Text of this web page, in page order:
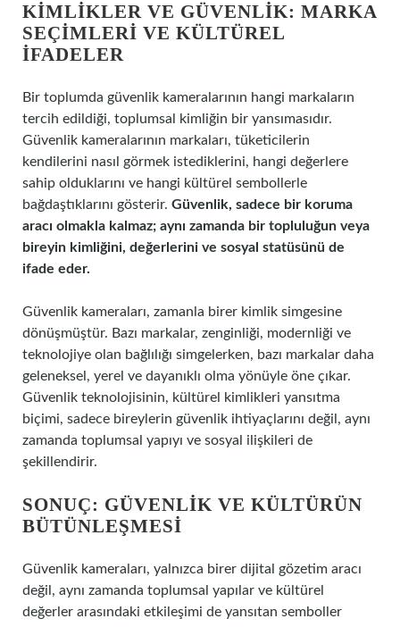
KIMLIKLER VE GÜVENLIK: MARKA
SEÇIMLERI VE KÜLTÜREL
İFADELER
Bir toplumda güvenlik kameralarının hangi markaların
tercih edildiği, toplumsal kimliğin bir yansımasıdır.
Güvenlik kameralarının markaları, tüketicilerin
kendilerini nasıl görmek istediklerini, hangi değerlere
sahip olduklarını ve hangi kültürel sembollerle
bağdaştıklarını gösterir. Güvenlik, sadece bir koruma
aracı olmakla kalmaz; aynı zamanda bir topluluğun veya
bireyin kimliğini, değerlerini ve sosyal statüsünü de
ifade eder.
Güvenlik kameraları, zamanla birer kimlik simgesine
dönüşmüştür. Bazı markalar, zenginliği, modernliği ve
teknolojiye olan bağlılığı simgelerken, bazı markalar daha
geleneksel, yerel ve dayanıklı olma yönüyle öne çıkar.
Güvenlik teknolojisinin, kültürel kimlikleri yansıtma
biçimi, sadece bireylerin güvenlik ihtiyaçlarını değil, aynı
zamanda toplumsal yapıyı ve sosyal ilişkileri de
şekillendirir.
SONUÇ: GÜVENLIK VE KÜLTÜRÜN
BÜTÜNLEŞMESI
Güvenlik kameraları, yalnızca birer dijital gözetim aracı
değil, aynı zamanda toplumsal yapılar ve kültürel
değerler arasındaki etkileşimi de yansıtan semboller